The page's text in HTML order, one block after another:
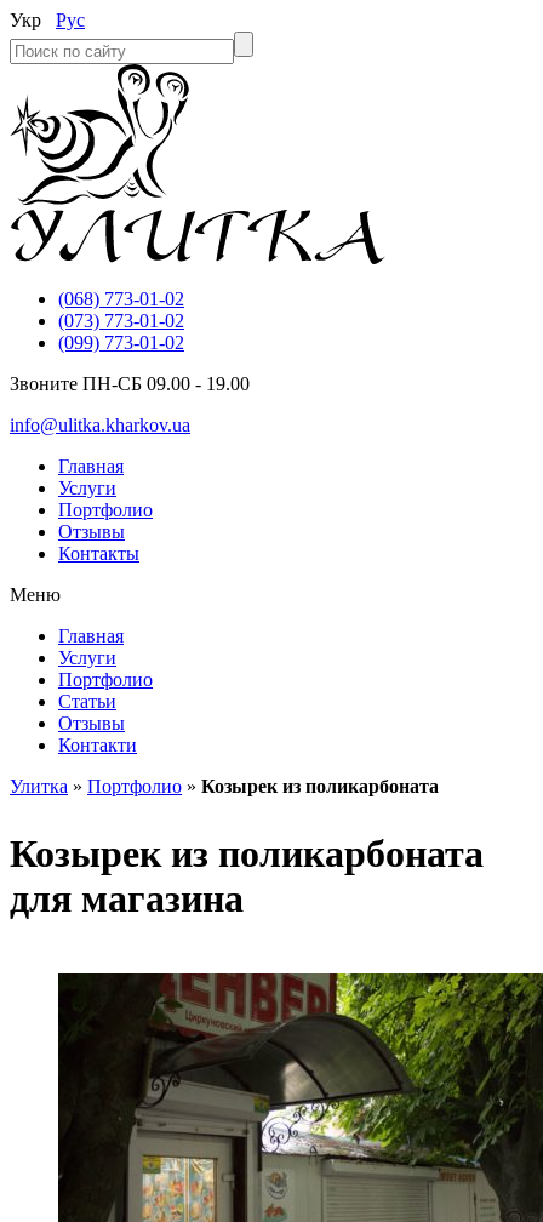
Укр Рус
(068) 773-01-02
(073) 773-01-02
(099) 773-01-02
Звоните ПН-СБ 09.00 - 19.00
info@ulitka.kharkov.ua
Главная
Услуги
Портфолио
Отзывы
Контакты
Меню
Главная
Услуги
Портфолио
Статьи
Отзывы
Контакти
Улитка » Портфолио » Козырек из поликарбоната
Козырек из поликарбоната
для магазина